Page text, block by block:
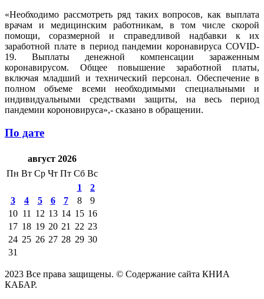
«Необходимо рассмотреть ряд таких вопросов, как выплата
врачам и медицинским работникам, в том числе скорой
помощи, соразмерной и справедливой надбавки к их
заработной плате в период пандемии коронавируса COVID-
19. Выплаты денежной компенсации зараженным
коронавирусом. Общее повышение заработной платы,
включая младший и технический персонал. Обеспечение в
полном объеме всеми необходимыми специальными и
индивидуальными средствами защиты, на весь период
пандемии короновируса»,- сказано в обращении.
По дате
август 2026
Пн Вт Ср Чт Пт Сб Вс
1
2
3
4 5 6 7 8
9
10 11 12 13 14 15 16
17 18 19 20 21 22 23
24 25 26 27 28 29 30
31
2023 Все права защищены. © Содержание сайта КНИА
КАБАР.